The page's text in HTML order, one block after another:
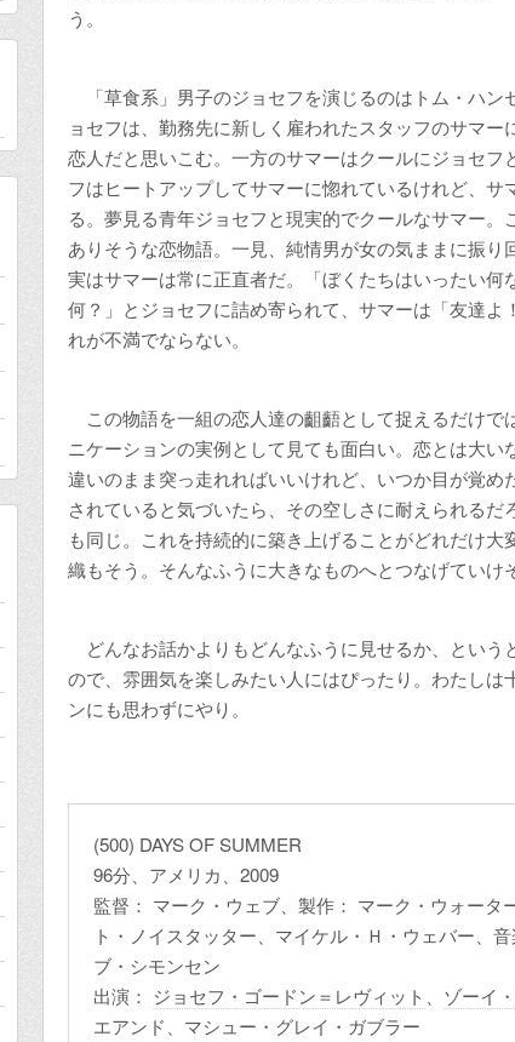
う。
「草食系」男子のジョセフを演じるのはトム・ハン
ョセフは、勤務先に新しく雇われたスタッフのサマ
恋人だと思いこむ。一方のサマーはクールにジョセフ
フはヒートアップしてサマーに惚れているけれど、サ
る。夢見る青年ジョセフと現実的でクールなサマー。
ありそうな恋物語。一見、純情男が女の気ままに振り
実はサマーは常に正直者だ。「ぼくたちはいったい
何？」とジョセフに詰め寄られて、サマーは「友達よ
れが不満でならない。
この物語を一組の恋人達の齟齬として捉えるだけで
ニケーションの実例として見ても面白い。恋とは大い
違いのまま突っ走れればいいけれど、いつか目が覚め
されていると気づいたら、その空しさに耐えられる
も同じ。これを持続的に築き上げることがどれだけ大
織もそう。そんなふうに大きなものへとつなげていけ
どんなお話かよりもどんなふうに見せるか、という
ので、雰囲気を楽しみたい人にはぴったり。わたしは
ンにも思わずにやり。
(500) DAYS OF SUMMER
96分、アメリカ、2009
監督： マーク・ウェブ、製作： マーク・ウォータ
ト・ノイスタッター、マイケル・Ｈ・ウェバー、音
ブ・シモンセン
出演： ジョセフ・ゴードン＝レヴィット ゾーイ
エアンド、マシュー・グレイ・ガブラー